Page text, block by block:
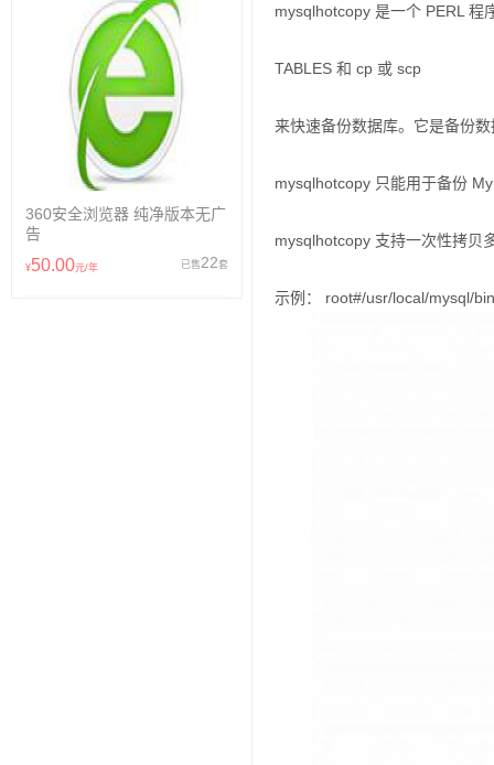
360安全浏览器 纯净版本无广
告
¥50.00元/年 已售 22套
mysqlhotcopy 是一个 PERL 程
TABLES 和 cp 或 scp
来快速备份数据库。它是备份
mysqlhotcopy 只能用于备份
mysqlhotcopy 支持一次性拷贝
示例： root#/usr/local/mysql/